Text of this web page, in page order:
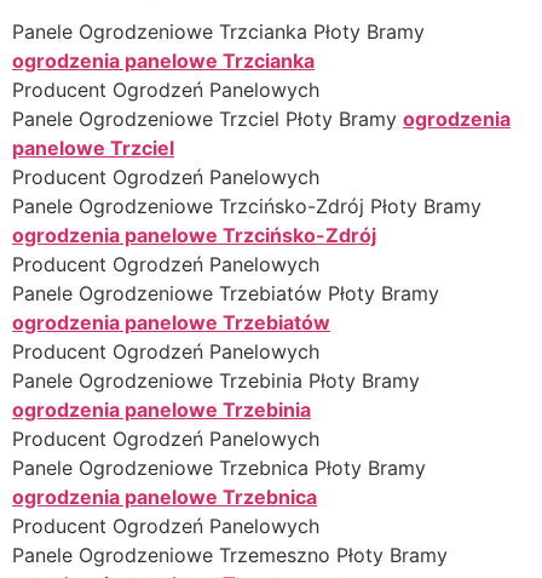
Panele Ogrodzeniowe Trzcianka Płoty Bramy
ogrodzenia panelowe Trzcianka
Producent Ogrodzeń Panelowych
Panele Ogrodzeniowe Trzciel Płoty Bramy ogrodzenia
panelowe Trzciel
Producent Ogrodzeń Panelowych
Panele Ogrodzeniowe Trzcińsko-Zdrój Płoty Bramy
ogrodzenia panelowe Trzcińsko-Zdrój
Producent Ogrodzeń Panelowych
Panele Ogrodzeniowe Trzebiatów Płoty Bramy
ogrodzenia panelowe Trzebiatów
Producent Ogrodzeń Panelowych
Panele Ogrodzeniowe Trzebinia Płoty Bramy
ogrodzenia panelowe Trzebinia
Producent Ogrodzeń Panelowych
Panele Ogrodzeniowe Trzebnica Płoty Bramy
ogrodzenia panelowe Trzebnica
Producent Ogrodzeń Panelowych
Panele Ogrodzeniowe Trzemeszno Płoty Bramy